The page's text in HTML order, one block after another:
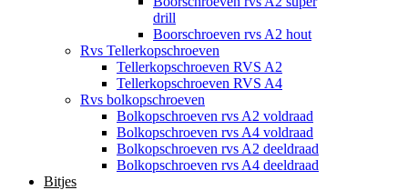
drill
Boorschroeven rvs A2 hout
Rvs Tellerkopschroeven
Tellerkopschroeven RVS A2
Tellerkopschroeven RVS A4
Rvs bolkopschroeven
Bolkopschroeven rvs A2 voldraad
Bolkopschroeven rvs A4 voldraad
Bolkopschroeven rvs A2 deeldraad
Bolkopschroeven rvs A4 deeldraad
Bitjes